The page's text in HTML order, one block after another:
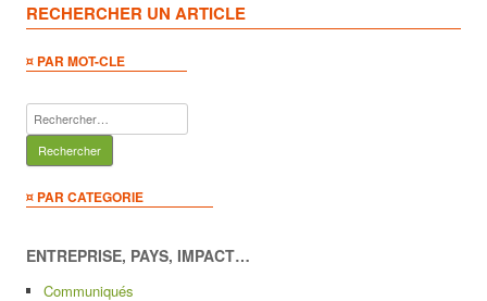
RECHERCHER UN ARTICLE
¤ PAR MOT-CLE
Rechercher :
¤ PAR CATEGORIE
ENTREPRISE, PAYS, IMPACT…
Communiqués